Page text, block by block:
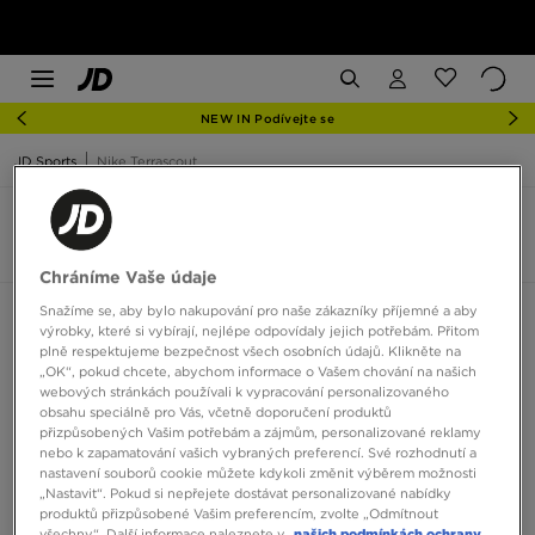
NEW IN Podívejte se
JD Sports Nike Terrascout
Seřadit:Doporučené Filtrovat
Chráníme Vaše údaje
Snažíme se, aby bylo nakupování pro naše zákazníky příjemné a aby
výrobky, které si vybírají, nejlépe odpovídaly jejich potřebám. Přitom
plně respektujeme bezpečnost všech osobních údajů. Klikněte na
„OK“, pokud chcete, abychom informace o Vašem chování na našich
webových stránkách používali k vypracování personalizovaného
obsahu speciálně pro Vás, včetně doporučení produktů
přizpůsobených Vašim potřebám a zájmům, personalizované reklamy
nebo k zapamatování vašich vybraných preferencí. Své rozhodnutí a
nastavení souborů cookie můžete kdykoli změnit výběrem možnosti
„Nastavit“. Pokud si nepřejete dostávat personalizované nabídky
produktů přizpůsobené Vašim preferencím, zvolte „Odmítnout